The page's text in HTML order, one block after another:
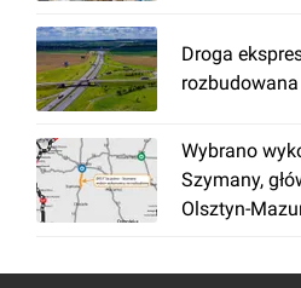
Droga
rozbudowana
Wybrano
Szymany,
Olsztyn-